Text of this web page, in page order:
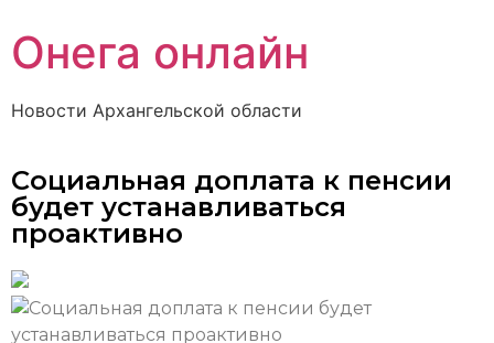
Онега онлайн
Новости Архангельской области
Социальная доплата к пенсии
будет устанавливаться
проактивно